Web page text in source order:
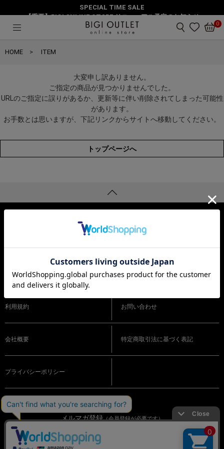
SPECIAL TIME SALE
【重要】BIGI ONLINE STORE リニューアル予定のお知らせ
0
HOME ITEM
大変申し訳ありません。
ご指定の商品が見つかりませんでした。
URLのご指定に誤りがあるか、更新等に伴い削除されてしまった可能性
があります。
お手数とは思いますが、下記リンクからサイトへ移動してください。
トップページへ
ショッピングガイド よくある質問
利用規約 お問い合わせ
会社概要 特定商取引法に基づく表記
プライバシーポリシー
メルマガ登録（会員登録が必要です）
OFFICIAL SNS